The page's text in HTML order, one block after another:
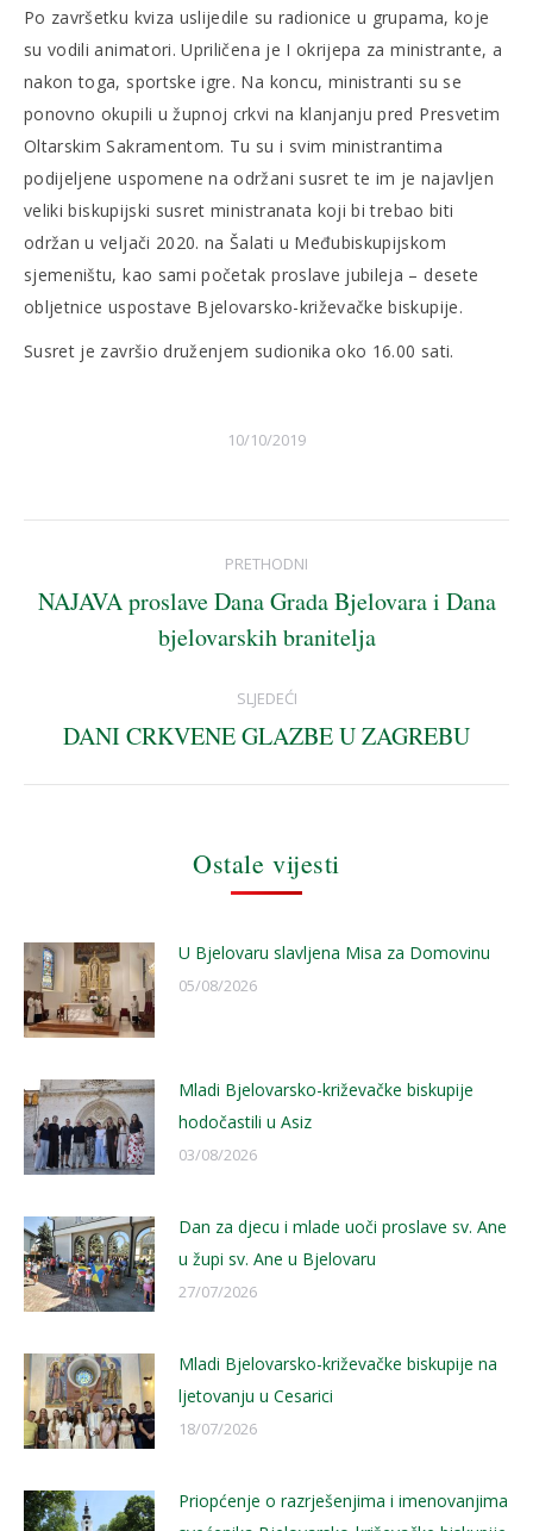
Po završetku kviza uslijedile su radionice u grupama, koje
su vodili animatori. Upriličena je I okrijepa za ministrante, a
nakon toga, sportske igre. Na koncu, ministranti su se
ponovno okupili u župnoj crkvi na klanjanju pred Presvetim
Oltarskim Sakramentom. Tu su i svim ministrantima
podijeljene uspomene na održani susret te im je najavljen
veliki biskupijski susret ministranata koji bi trebao biti
održan u veljači 2020. na Šalati u Međubiskupijskom
sjemeništu, kao sami početak proslave jubileja – desete
obljetnice uspostave Bjelovarsko-križevačke biskupije.
Susret je završio druženjem sudionika oko 16.00 sati.
10/10/2019
navigation
PRETHODNI
post:
NAJAVA proslave Dana Grada Bjelovara i Dana
bjelovarskih branitelja
SLJEDEĆI
Next
DANI CRKVENE GLAZBE U ZAGREBU
Ostale vijesti
U Bjelovaru slavljena Misa za Domovinu
05/08/2026
Mladi Bjelovarsko-križevačke biskupije
hodočastili u Asiz
03/08/2026
Dan za djecu i mlade uoči proslave sv. Ane
u župi sv. Ane u Bjelovaru
27/07/2026
Mladi Bjelovarsko-križevačke biskupije na
ljetovanju u Cesarici
18/07/2026
Priopćenje o razrješenjima i imenovanjima